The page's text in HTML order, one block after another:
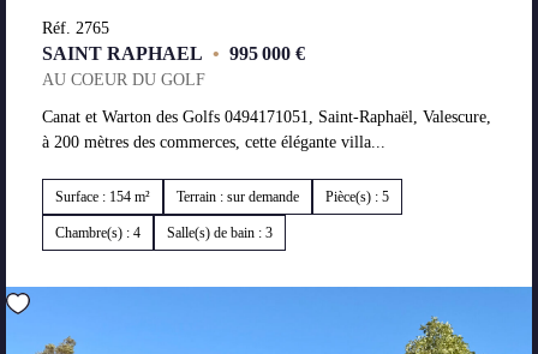
Réf. 2765
SAINT RAPHAEL • 995 000 €
AU COEUR DU GOLF
Canat et Warton des Golfs 0494171051, Saint-Raphaël, Valescure,
à 200 mètres des commerces, cette élégante villa...
Surface : 154 m² Terrain : sur demande Pièce(s) : 5
Chambre(s) : 4 Salle(s) de bain : 3